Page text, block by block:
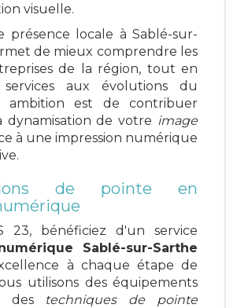
visuelle.
présence locale à Sablé-sur-
de mieux comprendre les
de la région, tout en
aux évolutions du
ambition est de contribuer
dynamisation de votre image
à une impression numérique
de pointe en
23, bénéficiez d'un service
Sablé-sur-Sarthe
à chaque étape de
utilisons des équipements
des techniques de pointe